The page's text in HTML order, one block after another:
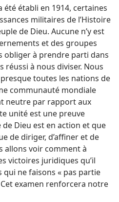
été établi en 1914, certaines
militaires de l’Histoire
de Dieu. Aucune n’y est
et des groupes
obliger à prendre parti dans
réussi à nous diviser. Nous
toutes les nations de
communauté mondiale
neutre par rapport aux
unité est une preuve
Dieu est en action et que
de diriger, d’affiner et de
allons voir comment à
victoires juridiques qu’il
qui ne faisons « pas partie
examen renforcera notre